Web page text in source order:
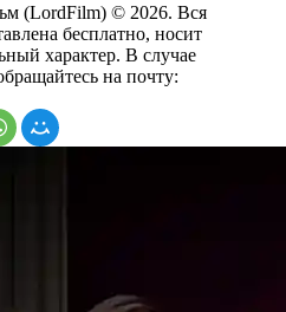
(LordFilm) © 2026. Вся
бесплатно, носит
характер. В случае
на почту: